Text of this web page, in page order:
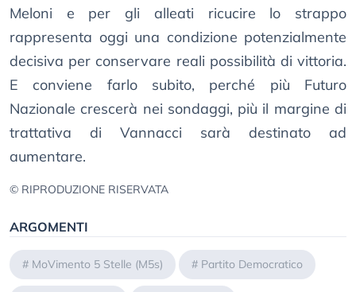
Meloni e per gli alleati ricucire lo strappo
rappresenta oggi una condizione potenzialmente
decisiva per conservare reali possibilità di vittoria.
E conviene farlo subito, perché più Futuro
Nazionale crescerà nei sondaggi, più il margine di
trattativa di Vannacci sarà destinato ad
aumentare.
© RIPRODUZIONE RISERVATA
ARGOMENTI
# MoVimento 5 Stelle (M5s) # Partito Democratico